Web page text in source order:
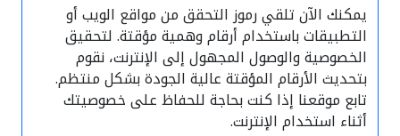
يمكنك الآن تلقي رموز التحقق من مواقع الويب أو
التطبيقات باستخدام أرقام وهمية مؤقتة. لتحقيق
الخصوصية والوصول المجهول إلى الإنترنت، نقوم
بتحديث الأرقام المؤقتة عالية الجودة بشكل منتظم.
تابع موقعنا إذا كنت بحاجة للحفاظ على خصوصيتك
أثناء استخدام الإنترنت.